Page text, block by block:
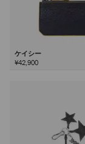
ケイシー
¥42,900